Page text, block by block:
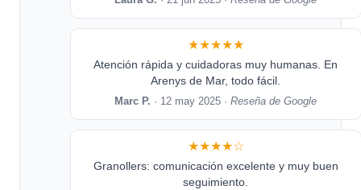
★★★★★
Atención rápida y cuidadoras muy humanas. En
Arenys de Mar, todo fácil.
Marc P. · 12 may 2025 ·Reseña de Google
★★★★☆
Granollers: comunicación excelente y muy buen
seguimiento.